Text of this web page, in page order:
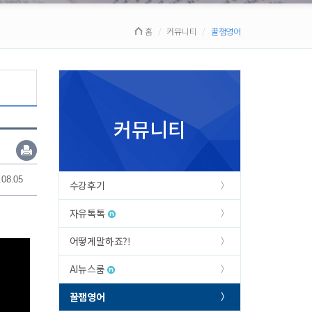
홈 커뮤니티 꿀잼영어
커뮤니티
수강후기
자유톡톡
어떻게말하죠?!
AI뉴스룸
꿀잼영어